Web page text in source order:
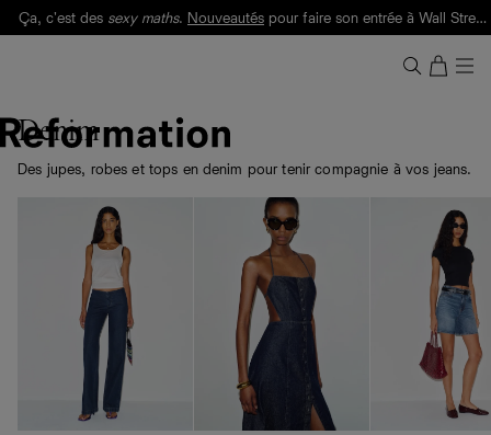
Ça, c'est des sexy maths. Nouveautés pour faire son entrée à Wall Street.
Denim
Des jupes, robes et tops en denim pour tenir compagnie à vos jeans.